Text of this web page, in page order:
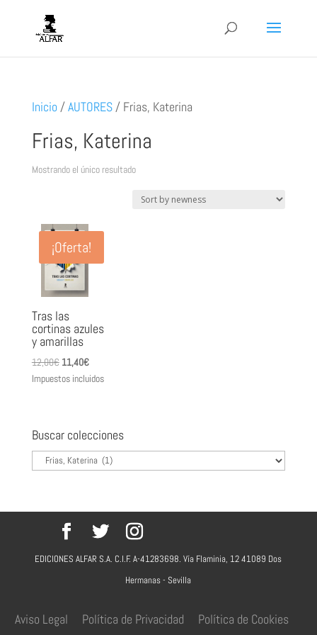
Inicio /AUTORES/ Frias, Katerina
Frias, Katerina
Mostrando el único resultado
¡Oferta!
Tras las
cortinas azules
y amarillas
12,00€ El
precio
11,40€El
precio
Impuestos incluidos
Buscar colecciones
EDICIONES ALFAR S.A. C.I.F. A-41283698. Vía Flaminia, 12 41089 Dos
Hermanas - Sevilla
Aviso Legal Política de Privacidad
Política de Cookies